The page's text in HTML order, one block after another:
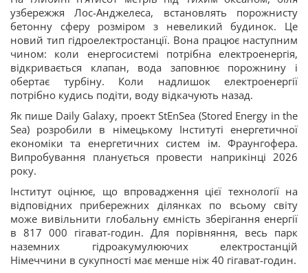
узбережжя Лос-Анджелеса, встановлять порожнисту
бетонну сферу розміром з невеликий будинок. Це
новий тип гідроелектростанції. Вона працює наступним
чином: коли енергосистемі потрібна електроенергія,
відкривається клапан, вода заповнює порожнину і
обертає турбіну. Коли надлишок електроенергії
потрібно кудись подіти, воду відкачують назад.
Як пише Daily Galaxy, проект StEnSea (Stored Energy in the
Sea) розробили в німецькому Інституті енергетичної
економіки та енергетичних систем ім. Фраунгофера.
Випробування планується провести наприкінці 2026
року.
Інститут оцінює, що впровадження цієї технології на
відповідних прибережних ділянках по всьому світу
може вивільнити глобальну ємність зберігання енергії
в 817 000 гігават-годин. Для порівняння, весь парк
наземних гідроакумулюючих електростанцій
Німеччини в сукупності має менше ніж 40 гігават-годин.